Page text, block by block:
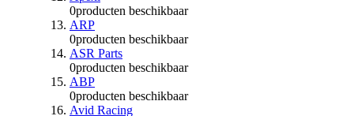
0producten beschikbaar
ARP
0producten beschikbaar
ASR Parts
0producten beschikbaar
ABP
0producten beschikbaar
Avid Racing